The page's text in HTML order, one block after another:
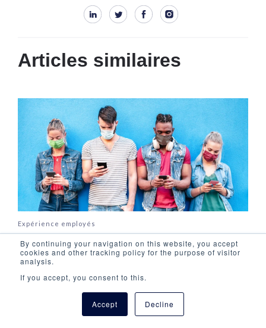
By continuing your navigation on this website, you accept
cookies and other tracking policy for the purpose of visitor
analysis.
If you accept, you consent to this.
Accept Decline
Articles similaires
Expérience employés
Comment remédier à l’insatisfaction
professionnelle des équipes terrain des